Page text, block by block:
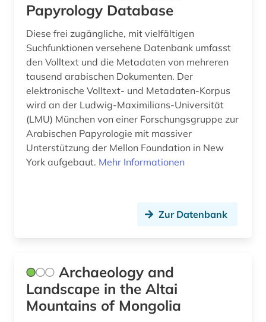
klassische archäologie (14)
klassische philologie (8)
klassische studien (3)
kleinfunde (1)
klima (1)
kloster (1)
kolonie (1)
koptisch (2)
kriminologie (1)
Papyrology Database
Diese frei zugängliche, mit vielfältigen
Suchfunktionen versehene Datenbank umfasst
den Volltext und die Metadaten von mehreren
tausend arabischen Dokumenten. Der
elektronische Volltext- und Metadaten-Korpus
wird an der Ludwig-Maximilians-Universität
(LMU) München von einer Forschungsgruppe zur
Arabischen Papyrologie mit massiver
Unterstützung der Mellon Foundation in New
York aufgebaut. Mehr Informationen
Zur Datenbank
Archaeology and
Landscape in the Altai
Mountains of Mongolia